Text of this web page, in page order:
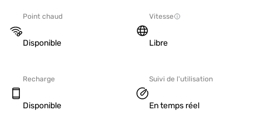
Point chaud
Disponible
Vitesse
Libre
Recharge
Disponible
Suivi de l'utilisation
En temps réel